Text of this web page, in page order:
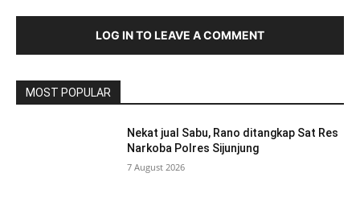
LOG IN TO LEAVE A COMMENT
MOST POPULAR
Nekat jual Sabu, Rano ditangkap Sat Res
Narkoba Polres Sijunjung
7 August 2026